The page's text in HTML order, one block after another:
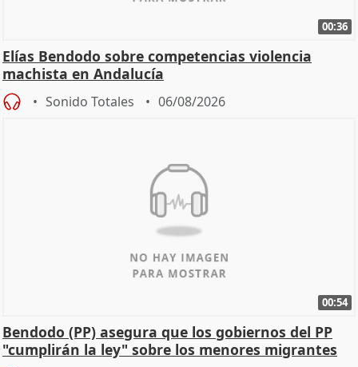
00:36
Elías Bendodo sobre competencias violencia
machista en Andalucía
Sonido Totales 06/08/2026
00:54
Bendodo (PP) asegura que los gobiernos del PP
"cumplirán la ley" sobre los menores migrantes